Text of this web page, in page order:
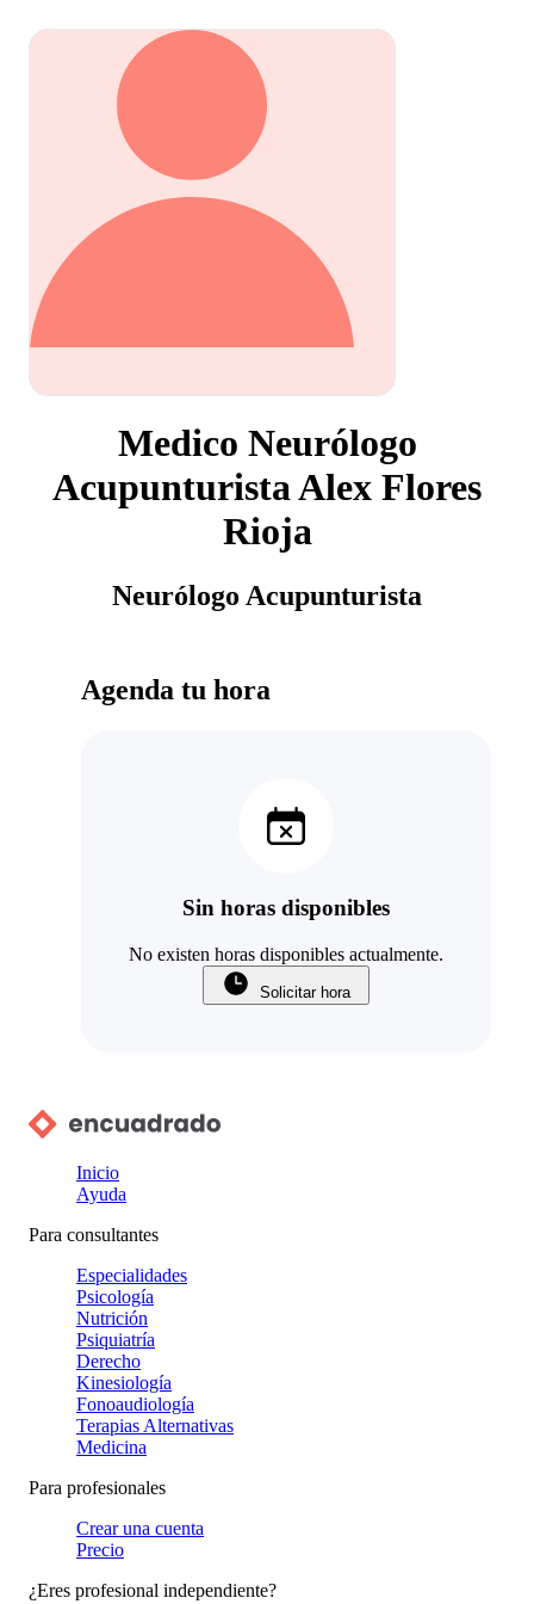
Medico Neurólogo
Acupunturista Alex Flores
Rioja
Neurólogo Acupunturista
Agenda tu hora
Sin horas disponibles
No existen horas disponibles actualmente.
Solicitar hora
Inicio
Ayuda
Para consultantes
Especialidades
Psicología
Nutrición
Psiquiatría
Derecho
Kinesiología
Fonoaudiología
Terapias Alternativas
Medicina
Para profesionales
Crear una cuenta
Precio
¿Eres profesional independiente?